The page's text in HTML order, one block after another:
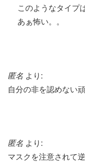
このようなタイプ
あぁ怖い。。
匿名 より:
自分の非を認めない
匿名 より:
マスクを注意されて